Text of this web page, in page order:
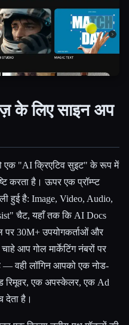
के लिए साइन अप
एक "AI क्रिएटिव सुइट" के रूप में
करता है। ऊपर एक प्रॉम्प्ट
हुई है: Image, Video, Audio,
चैट, यहाँ तक कि AI Docs
पर 30M+ उपयोगकर्ताओं और
आप गोल मार्केटिंग नंबरों पर
— वही लॉगिन आपको एक नोड-
रिमूवर, एक अपस्केलर, एक Ad
देता है।